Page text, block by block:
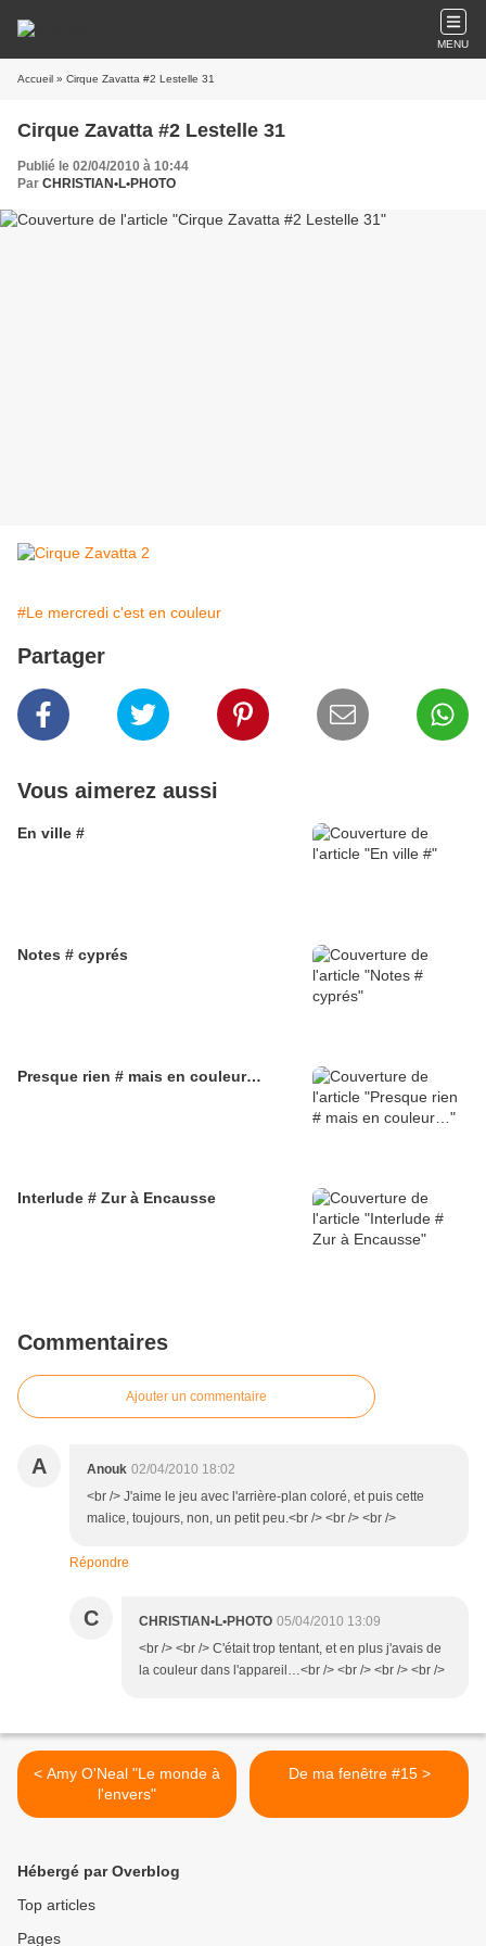
MENU
Accueil » Cirque Zavatta #2 Lestelle 31
Cirque Zavatta #2 Lestelle 31
Publié le 02/04/2010 à 10:44
Par CHRISTIAN•L•PHOTO
#Le mercredi c'est en couleur
Partager
Vous aimerez aussi
En ville #
Notes # cyprés
Presque rien # mais en couleur…
Interlude # Zur à Encausse
Commentaires
Ajouter un commentaire
A Anouk 02/04/2010 18:02
<br /> J'aime le jeu avec l'arrière-plan coloré, et puis cette
malice, toujours, non, un petit peu.<br /> <br /> <br />
Répondre
C CHRISTIAN•L•PHOTO 05/04/2010 13:09
<br /> <br /> C'était trop tentant, et en plus j'avais de
la couleur dans l'appareil…<br /> <br /> <br /> <br />
< Amy O'Neal "Le monde à
l'envers"
De ma fenêtre #15 >
Hébergé par Overblog
Top articles
Pages